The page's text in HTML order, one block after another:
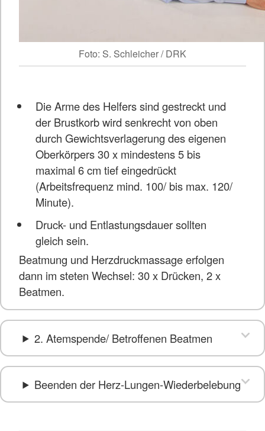
Foto: S. Schleicher / DRK
Die Arme des Helfers sind gestreckt und
der Brustkorb wird senkrecht von oben
durch Gewichtsverlagerung des eigenen
Oberkörpers 30 x mindestens 5 bis
maximal 6 cm tief eingedrückt
(Arbeitsfrequenz mind. 100/ bis max. 120/
Minute).
Druck- und Entlastungsdauer sollten
gleich sein.
Beatmung und Herzdruckmassage erfolgen
dann im steten Wechsel: 30 x Drücken, 2 x
Beatmen.
2. Atemspende/ Betroffenen Beatmen
Beenden der Herz-Lungen-Wiederbelebung